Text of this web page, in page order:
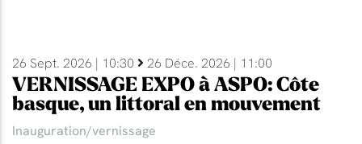
26 Sept. 2026 | 10:30 26 Déce. 2026 | 11:00
VERNISSAGE EXPO à ASPO: Côte
basque, un littoral en mouvement
Inauguration/vernissage